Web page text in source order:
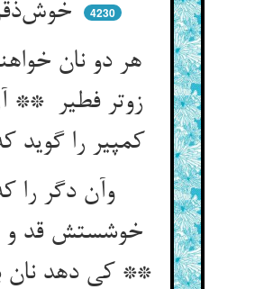
4230
هر دو نان
زوتر فطیر **
وآن دگر را
خوشستش قد و
** کی دهد نان